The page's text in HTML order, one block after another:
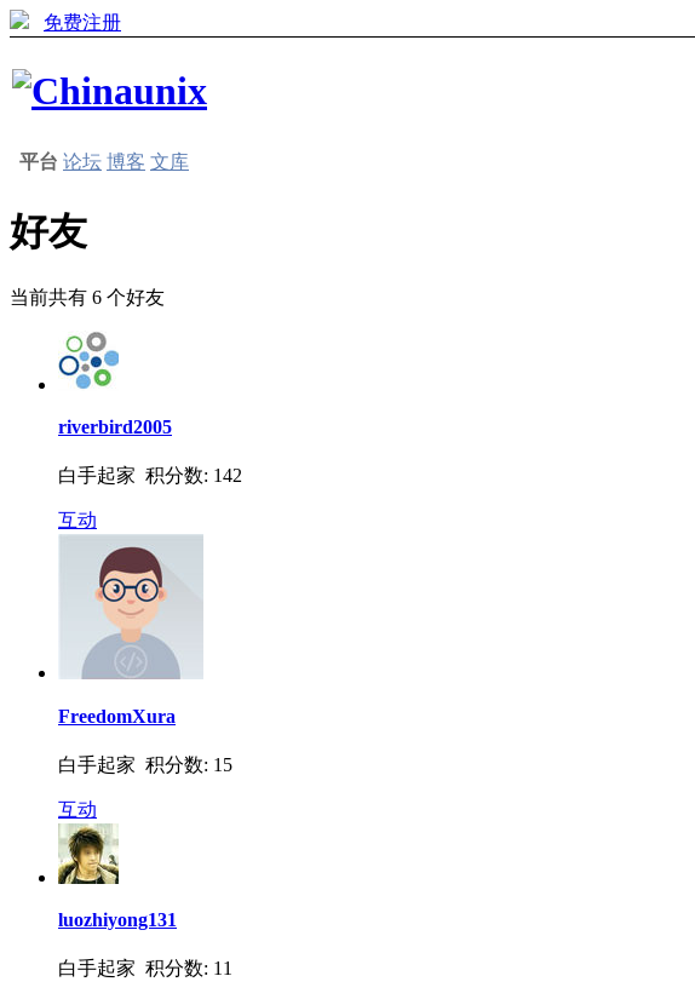
免费注册
平台 论坛 博客 文库
好友
当前共有 6 个好友
riverbird2005
白手起家 积分数: 142
互动
FreedomXura
白手起家 积分数: 15
互动
luozhiyong131
白手起家 积分数: 11